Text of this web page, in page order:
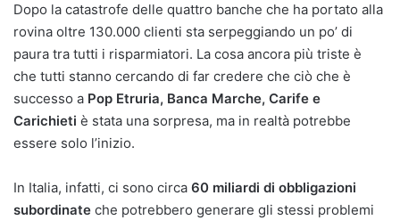
Dopo la catastrofe delle quattro banche che ha portato alla
rovina oltre 130.000 clienti sta serpeggiando un po’ di
paura tra tutti i risparmiatori. La cosa ancora più triste è
che tutti stanno cercando di far credere che ciò che è
successo a Pop Etruria, Banca Marche, Carife e
Carichieti è stata una sorpresa, ma in realtà potrebbe
essere solo l’inizio.
In Italia, infatti, ci sono circa 60 miliardi di obbligazioni
subordinate che potrebbero generare gli stessi problemi